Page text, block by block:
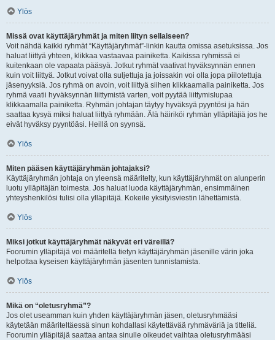
Ylös
Missä ovat käyttäjäryhmät ja miten liityn sellaiseen?
Voit nähdä kaikki ryhmät “Käyttäjäryhmät”-linkin kautta omissa asetuksissa. Jos
haluat liittyä yhteen, klikkaa vastaavaa painiketta. Kaikissa ryhmissä ei
kuitenkaan ole vapaata pääsyä. Jotkut ryhmät vaativat hyväksynnän ennen
kuin voit liittyä. Jotkut voivat olla suljettuja ja joissakin voi olla jopa piilotettuja
jäsenyyksiä. Jos ryhmä on avoin, voit liittyä siihen klikkaamalla painiketta. Jos
ryhmä vaatii hyväksynnän liittymistä varten, voit pyytää liittymislupaa
klikkaamalla painiketta. Ryhmän johtajan täytyy hyväksyä pyyntösi ja hän
saattaa kysyä miksi haluat liittyä ryhmään. Älä häiriköi ryhmän ylläpitäjiä jos he
eivät hyväksy pyyntöäsi. Heillä on syynsä.
Ylös
Miten pääsen käyttäjäryhmän johtajaksi?
Käyttäjäryhmän johtaja on yleensä määritelty, kun käyttäjäryhmät on alunperin
luotu ylläpitäjän toimesta. Jos haluat luoda käyttäjäryhmän, ensimmäinen
yhteyshenkilösi tulisi olla ylläpitäjä. Kokeile yksityisviestin lähettämistä.
Ylös
Miksi jotkut käyttäjäryhmät näkyvät eri väreillä?
Foorumin ylläpitäjä voi määritellä tietyn käyttäjäryhmän jäsenille värin joka
helpottaa kyseisen käyttäjäryhmän jäsenten tunnistamista.
Ylös
Mikä on “oletusryhmä”?
Jos olet useamman kuin yhden käyttäjäryhmän jäsen, oletusryhmääsi
käytetään määriteltäessä sinun kohdallasi käytettävää ryhmäväriä ja titteliä.
Foorumin ylläpitäjä saattaa antaa sinulle oikeudet vaihtaa oletusryhmääsi